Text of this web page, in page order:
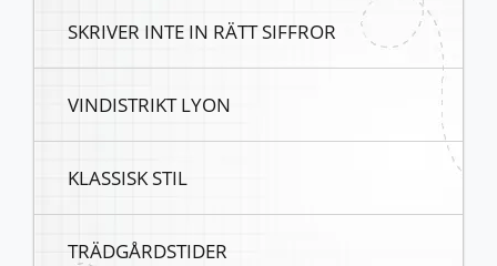
SKRIVER INTE IN RÄTT SIFFROR
VINDISTRIKT LYON
KLASSISK STIL
TRÄDGÅRDSTIDER